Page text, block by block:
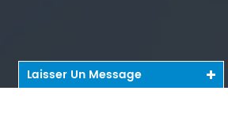
Laisser Un Message